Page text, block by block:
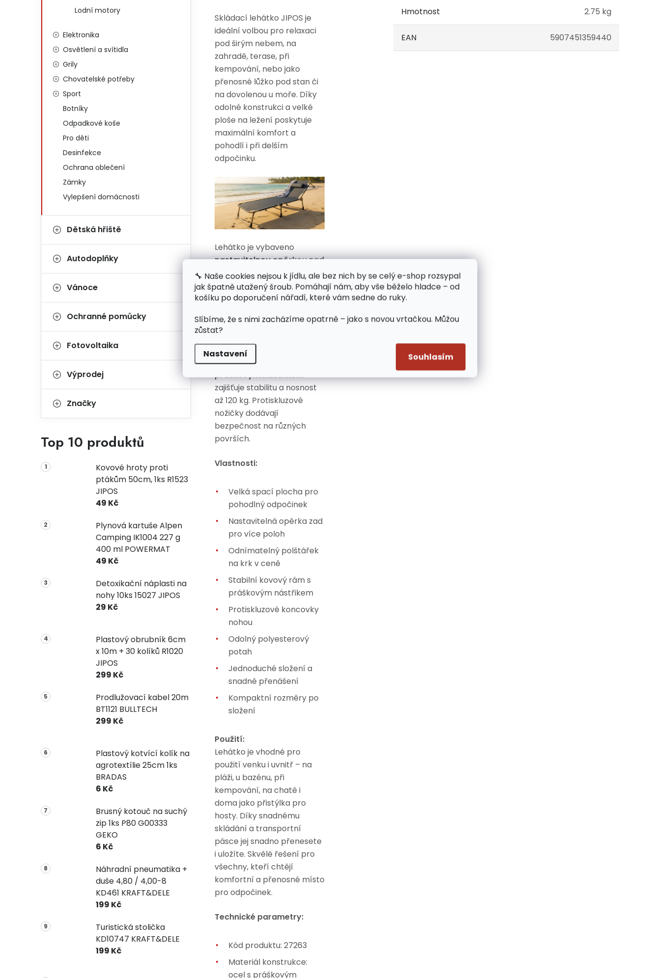
🔧 Naše cookies nejsou k jídlu, ale bez nich by se celý e-shop rozsypal
jak špatně utažený šroub. Pomáhají nám, aby vše běželo hladce – od
košíku po doporučení nářadí, které vám sedne do ruky.
Slíbíme, že s nimi zacházíme opatrně – jako s novou vrtačkou. Můžou
zůstat?
Nastavení Souhlasím
Lodní motory
Elektronika
Osvětlení a svítidla
Grily
Chovatelské potřeby
Sport
Botníky
Odpadkové koše
Pro děti
Desinfekce
Ochrana oblečení
Zámky
Vylepšení domácnosti
Dětská hřiště
Autodoplňky
Vánoce
Ochranné pomůcky
Fotovoltaika
Výprodej
Značky
Top 10 produktů
Kovové hroty proti
ptákům 50cm, 1ks R1523
JIPOS
49 Kč
Plynová kartuše Alpen
Camping IK1004 227 g
400 ml POWERMAT
49 Kč
Detoxikační náplasti na
nohy 10ks 15027 JIPOS
29 Kč
Plastový obrubník 6cm
x 10m + 30 kolíků R1020
JIPOS
299 Kč
Prodlužovací kabel 20m
BT1121 BULLTECH
299 Kč
Plastový kotvící kolík na
agrotextílie 25cm 1ks
BRADAS
6 Kč
Brusný kotouč na suchý
zip 1ks P80 G00333
GEKO
6 Kč
Náhradní pneumatika +
duše 4,80 / 4,00-8
KD461 KRAFT&DELE
199 Kč
Turistická stolička
KD10747 KRAFT&DELE
199 Kč
Skládací lehátko JIPOS je
ideální volbou pro relaxaci
pod širým nebem, na
zahradě, terase, při
kempování, nebo jako
přenosné lůžko pod stan či
na dovolenou u moře. Díky
odolné konstrukci a velké
ploše na ležení poskytuje
maximální komfort a
pohodlí i při delším
odpočinku.
Lehátko je vybaveno
nastavitelnou opěrkou zad
aodnímatelným
polštářkem na krk, což
umožňuje individuální
potřeby – od polohy vsedě
až po plně rozloženou pozici
vleže. Konstrukce z
ocelových trubek s
práškovým nástřikem
zajišťuje stabilitu a nosnost
až 120 kg. Protiskluzové
nožičky dodávají
bezpečnost na různých
površích.
Vlastnosti:
Velká spací plocha pro
pohodlný odpočinek
Nastavitelná opěrka zad
pro více poloh
Odnímatelný polštářek
na krk v ceně
Stabilní kovový rám s
práškovým nástřikem
Protiskluzové koncovky
nohou
Odolný polyesterový
potah
Jednoduché složení a
snadné přenášení
Kompaktní rozměry po
složení
Použití:
Lehátko je vhodné pro
použití venku i uvnitř – na
pláži, u bazénu, při
kempování, na chatě i
doma jako přistýlka pro
hosty. Díky snadnému
skládání a transportní
pásce jej snadno přenesete
i uložíte. Skvělé řešení pro
všechny, kteří chtějí
komfortní a přenosné místo
pro odpočinek.
Technické parametry:
Kód produktu: 27263
Materiál konstrukce:
ocel s práškovým
Hmotnost 2.75 kg
EAN 5907451359440